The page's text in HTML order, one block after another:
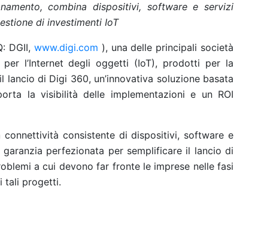
combina dispositivi, software e servizi
di investimenti IoT
DGII, www.digi.com ), una delle principali società
l’Internet degli oggetti (IoT), prodotti per la
di Digi 360, un’innovativa soluzione basata
la visibilità delle implementazioni e un ROI
consistente di dispositivi, software e
perfezionata per semplificare il lancio di
a cui devono far fronte le imprese nelle fasi
tali progetti.